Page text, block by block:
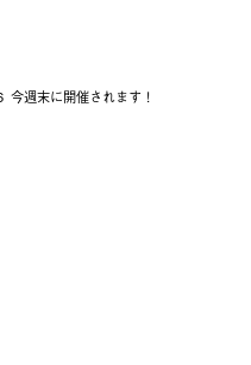
今週末に開催されます！